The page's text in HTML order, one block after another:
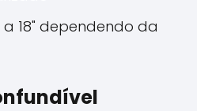
a 18" dependendo da